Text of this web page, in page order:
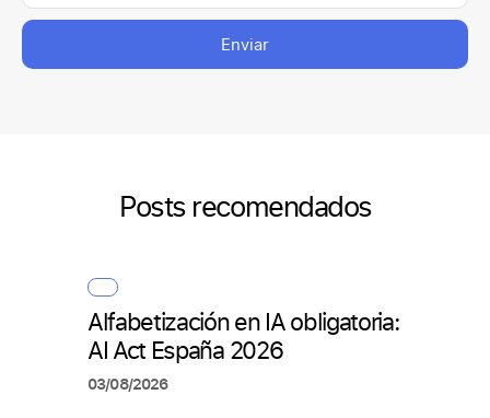
Enviar
Posts recomendados
Alfabetización en IA obligatoria:
AI Act España 2026
03/08/2026